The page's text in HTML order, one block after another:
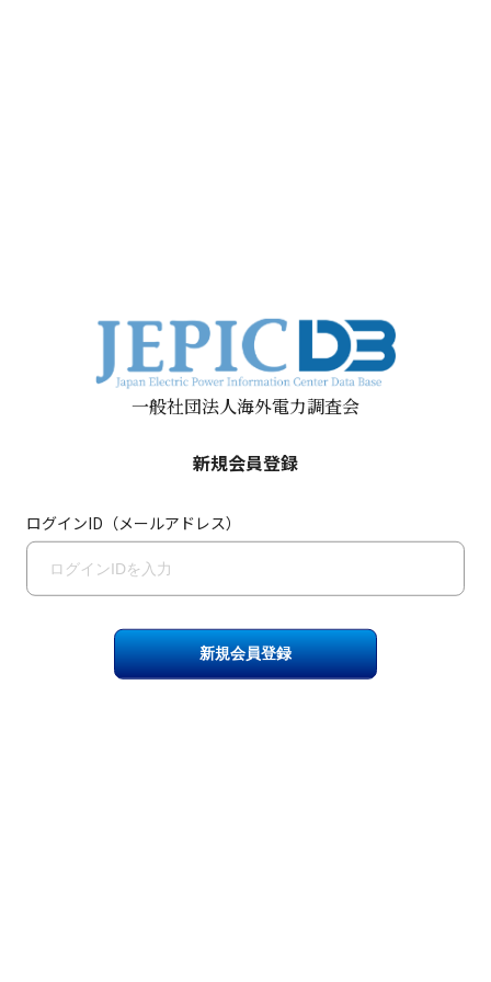
一般社団法人海外電力調査会
新規会員登録
ログインID（メールアドレス）
新規会員登録